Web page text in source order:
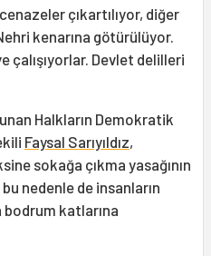
çıkartılıyor, diğer
kenarına götürülüyor.
çalışıyorlar. Devlet delilleri
Halkların Demokratik
Faysal Sarıyıldız,
sokağa çıkma yasağının
nedenle de insanların
bodrum katlarına